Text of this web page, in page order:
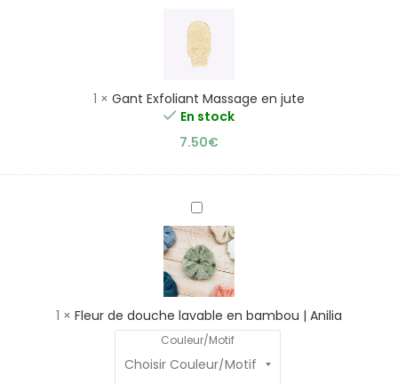
Massage
en
jute
1 × Gant Exfoliant Massage en jute
En stock
7.50€
Fleur
de
douche
lavable
en
|
Anilia
1 × Fleur de douche lavable en bambou | Anilia
Couleur/Motif